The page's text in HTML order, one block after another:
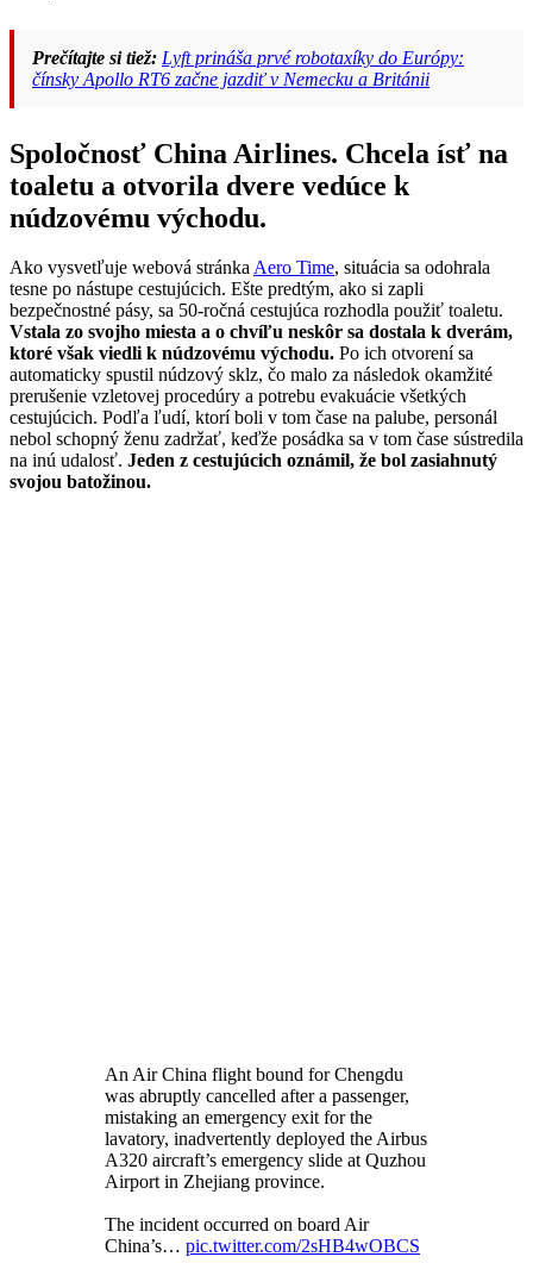
Prečítajte si tiež: Lyft prináša prvé robotaxíky do Európy:
čínsky Apollo RT6 začne jazdiť v Nemecku a Británii
Spoločnosť China Airlines. Chcela ísť na
toaletu a otvorila dvere vedúce k
núdzovému východu.
Ako vysvetľuje webová stránkaAero Time, situácia sa odohrala
tesne po nástupe cestujúcich. Ešte predtým, ako si zapli
bezpečnostné pásy, sa 50-ročná cestujúca rozhodla použiť toaletu.
Vstala zo svojho miesta a o chvíľu neskôr sa dostala k dverám,
ktoré však viedli k núdzovému východu. Po ich otvorení sa
automaticky spustil núdzový sklz, čo malo za následok okamžité
prerušenie vzletovej procedúry a potrebu evakuácie všetkých
cestujúcich. Podľa ľudí, ktorí boli v tom čase na palube, personál
nebol schopný ženu zadržať, keďže posádka sa v tom čase sústredila
na inú udalosť. Jeden z cestujúcich oznámil, že bol zasiahnutý
svojou batožinou.
An Air China flight bound for Chengdu
was abruptly cancelled after a passenger,
mistaking an emergency exit for the
lavatory, inadvertently deployed the Airbus
A320 aircraft’s emergency slide at Quzhou
Airport in Zhejiang province.
The incident occurred on board Air
China’s… pic.twitter.com/2sHB4wOBCS